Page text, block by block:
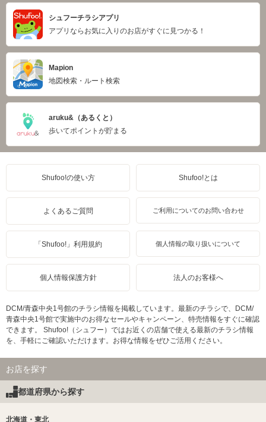
シュフーチラシアプリ
アプリならお気に入りのお店がすぐに見つかる！
Mapion
地図検索・ルート検索
aruku&（あるくと）
歩いてポイントが貯まる
Shufoo!の使い方 Shufoo!とは
よくあるご質問 ご利用についてのお問い合わせ
「Shufoo!」利用規約 個人情報の取り扱いについて
個人情報保護方針 法人のお客様へ
DCM/青森中央1号館のチラシ情報を掲載しています。最新のチラシで、DCM/
青森中央1号館で実施中のお得なセールやキャンペーン、特売情報をすぐに確認
できます。 Shufoo!（シュフー）ではお近くの店舗で使える最新のチラシ情報
を、手軽にご確認いただけます。お得な情報をぜひご活用ください。
お店を探す
都道府県から探す
北海道・東北